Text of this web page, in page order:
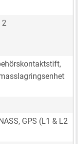
2
GPS (L1 & L2